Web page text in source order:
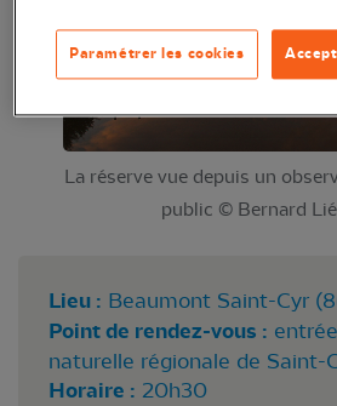
La réserve vue depuis un
public © Bernard
Lieu : Beaumont Saint-Cyr
Point de rendez-vous :
naturelle régionale de Saint-
Horaire : 20h30
Paramétrer les cookies